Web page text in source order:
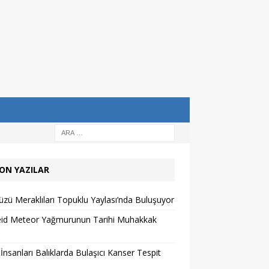
YAZILAR
Meraklıları Topuklu Yaylası’nda Buluşuyor
Meteor Yağmurunun Tarihi Muhakkak
Balıklarda Bulaşıcı Kanser Tespit